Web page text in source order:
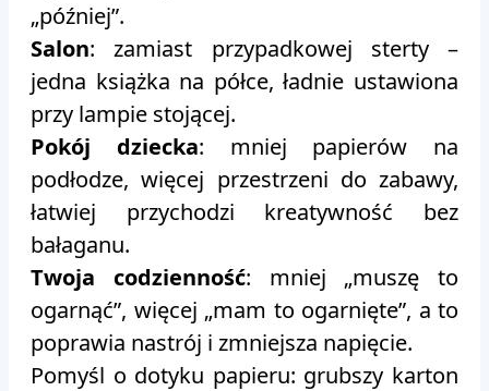
„później”.
Salon: zamiast przypadkowej sterty –
jedna książka na półce, ładnie ustawiona
przy lampie stojącej.
Pokój dziecka: mniej papierów na
podłodze, więcej przestrzeni do zabawy,
łatwiej przychodzi kreatywność bez
bałaganu.
Twoja codzienność: mniej „muszę to
ogarnąć”, więcej „mam to ogarnięte”, a to
poprawia nastrój i zmniejsza napięcie.
Pomyśl o dotyku papieru: grubszy karton